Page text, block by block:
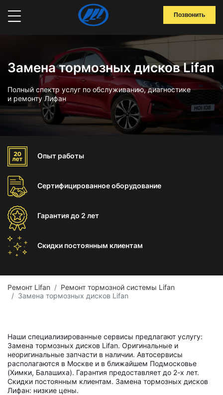
Позвонить
Замена тормозных дисков Lifan
Полный спектр услуг по обслуживанию, диагностике
и ремонту Лифан
Опыт работы
Сертифицированноеоборудование
Гарантиядо 2 лет
Скидки постоянным клиентам
Ремонт Lifan
Ремонт тормозной системы Lifan
Замена тормозных дисков Lifan
Наши специализированные сервисы предлагают услугу:
Замена тормозных дисков Lifan. Оригинальные и
неоригинальные запчасти в наличии. Автосервисы
располагаются в Москве и в ближайшем Подмосковье
(Химки, Балашиха). Гарантия предоставляет до 2-х лет.
Скидки постоянным клиентам. Замена тормозных дисков
Лифан: низкие цены.